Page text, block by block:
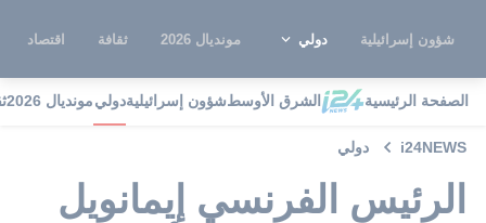
شؤون إسرائيلية دولي مونديال 2026 ثقافة اقتصاد
الصفحة الرئيسية الشرق الأوسطشؤون إسرائيليةدوليمونديال 2026
i24NEWS دولي
الرئيس الفرنسي إيمانويل